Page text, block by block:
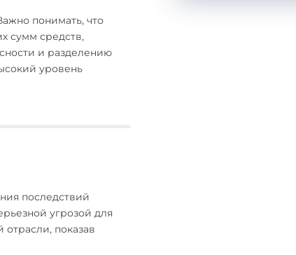
понимать, что
сумм средств,
и разделению
уровень
последствий
угрозой для
показав